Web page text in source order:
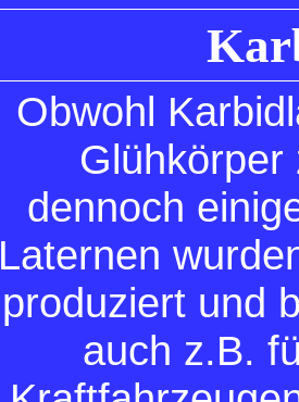
Obwohl
Glühkörper
dennoch
Laternen
produziert und
auch z.B.